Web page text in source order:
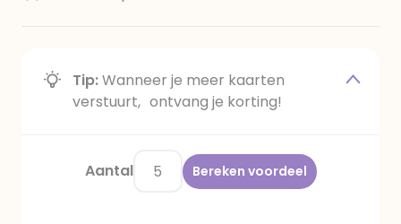
Tip:Wanneer je meer kaarten
verstuurt, ontvang je korting!
Aantal Bereken voordeel